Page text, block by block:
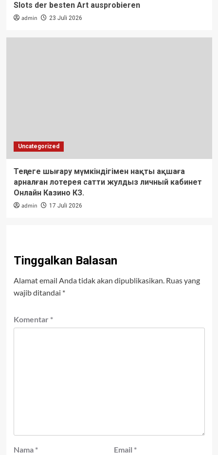
Slots der besten Art ausprobieren
admin 23 Juli 2026
Uncategorized
Теңгеге шығару мүмкіндігімен нақты ақшаға
арналған лотерея сатти жулдыз личный кабинет
Онлайн Казино КЗ.
admin 17 Juli 2026
Tinggalkan Balasan
Alamat email Anda tidak akan dipublikasikan. Ruas yang
wajib ditandai *
Komentar *
Nama * Email *